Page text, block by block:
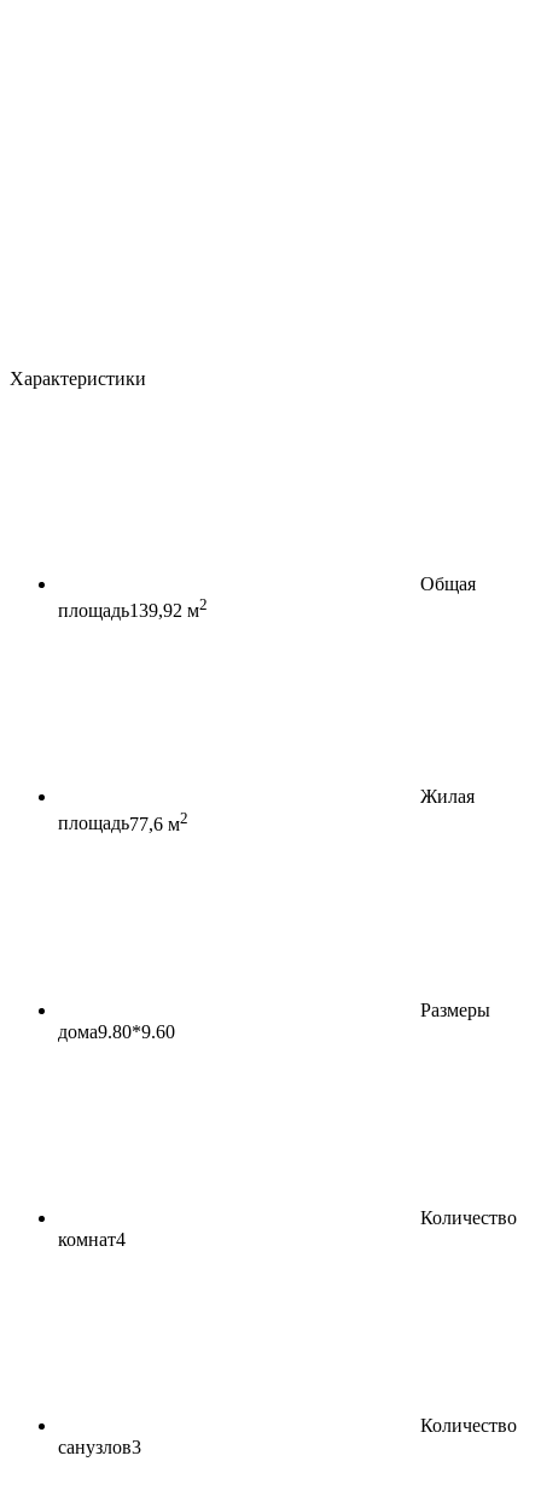
Характеристики
Общая
площадь139,92 м2
Жилая
площадь77,6 м2
Размеры
дома9.80*9.60
Количество
комнат4
Количество
санузлов3